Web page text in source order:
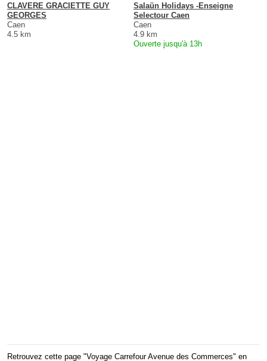
CLAVERE GRACIETTE GUY
GEORGES
Caen
4.5 km
Salaün Holidays -Enseigne
Selectour Caen
Caen
4.9 km
Ouverte jusqu'à 13h
Retrouvez cette page "Voyage Carrefour Avenue des Commerces" en